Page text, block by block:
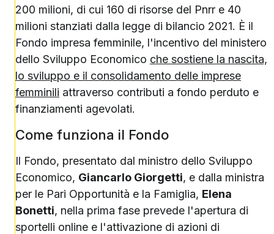
200 milioni, di cui 160 di risorse del Pnrr e 40
milioni stanziati dalla legge di bilancio 2021. È il
Fondo impresa femminile, l'incentivo del ministero
dello Sviluppo Economico che sostiene la nascita,
lo sviluppo e il consolidamento delle imprese
femminili attraverso contributi a fondo perduto e
finanziamenti agevolati.
Come funziona il Fondo
Il Fondo, presentato dal ministro dello Sviluppo
Economico, Giancarlo Giorgetti, e dalla ministra
per le Pari Opportunità e la Famiglia, Elena
Bonetti, nella prima fase prevede l'apertura di
sportelli online e l'attivazione di azioni di